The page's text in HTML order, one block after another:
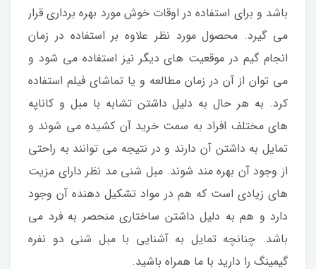
باشد و برای استفاده در اوقات خوش مورد بهره برداری قرار
می گیرد. محصول مورد نظر علاوه بر استفاده در زمان
انجام گیم در موقعیت های دیگر نیز استفاده می شود و
می توان از آن در زمان مطالعه و یا تماشای فیلم استفاده
کرد. به هر حال به دلیل داشتن تشابه با مبل و کاناپه
های مختلف افراد به سمت خرید آن کشیده می شوند و
تمایل به داشتن آن دارند و در نتیجه می توانند به راحتی
از وجود آن بهره مند شوند. مبل شنی مد نظر دارای مزیت
های زیادی است که هم در مواد تشکیل دهنده آن وجود
دارد و هم به دلیل داشتن ساختاری منحصر به فرد می
باشد. چنانچه تمایل به آشنایی با مبل شنی دو نفره
گیمینگ را دارید با ما همراه باشید.